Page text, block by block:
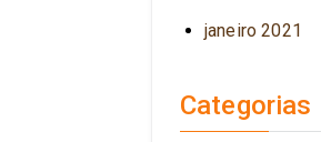
janeiro 2021
Categorias